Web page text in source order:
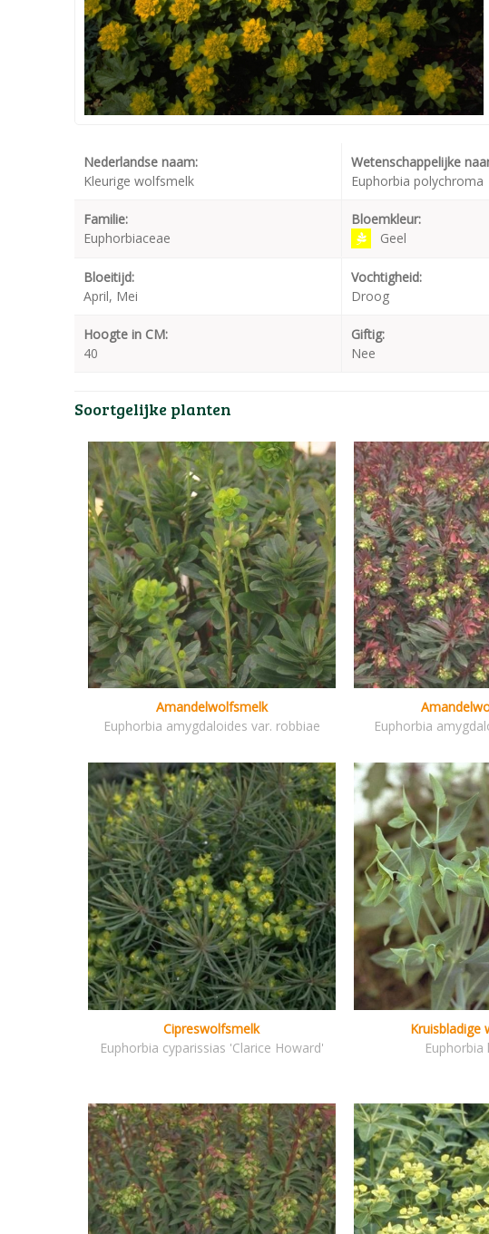
Nederlandse naam:
Kleurige wolfsmelk
Wetenschappelijke
Euphorbia polychroma
Familie:
Euphorbiaceae
Bloemkleur:
Geel
Bloeitijd:
April, Mei
Vochtigheid:
Droog
Hoogte in CM:
40
Giftig:
Nee
Soortgelijke planten
Amandelwolfsmelk
Euphorbia amygdaloides var. robbiae
Euphorbia
Cipreswolfsmelk
Euphorbia cyparissias 'Clarice Howard'
Kruisbladige
Euphorbia